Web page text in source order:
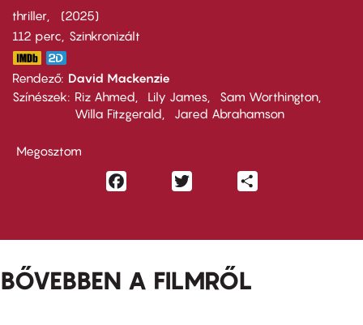
thriller
2025
112 perc,
Szinkronizált
Rendező David Mackenzie
Színészek
Riz Ahmed Lily James
Sam Worthington
Willa Fitzgerald
Jared Abrahamson
Megosztom
Facebook
BŐVEBBEN A FILMRŐL